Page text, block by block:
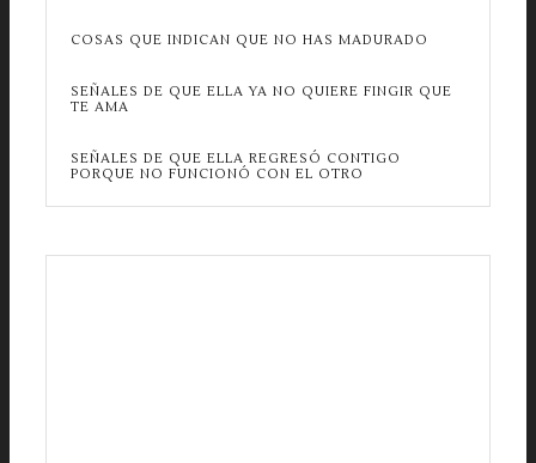
COSAS QUE INDICAN QUE NO HAS MADURADO
SEÑALES DE QUE ELLA YA NO QUIERE FINGIR QUE
TE AMA
SEÑALES DE QUE ELLA REGRESÓ CONTIGO
PORQUE NO FUNCIONÓ CON EL OTRO